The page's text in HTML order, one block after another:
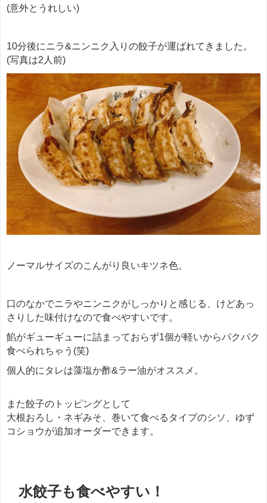
(意外とうれしい)
10分後にニラ&ニンニク入りの餃子が運ばれてきました。
(写真は2人前)
ノーマルサイズのこんがり良いキツネ色。
口のなかでニラやニンニクがしっかりと感じる、けどあっ
さりした味付けなので食べやすいです。
餡がギューギューに詰まっておらず1個が軽いからパクパク
食べられちゃう(笑)
個人的にタレは藻塩か酢&ラー油がオススメ。
また餃子のトッピングとして
大根おろし・ネギみそ、巻いて食べるタイプのシソ、ゆず
コショウが追加オーダーできます。
水餃子も食べやすい！